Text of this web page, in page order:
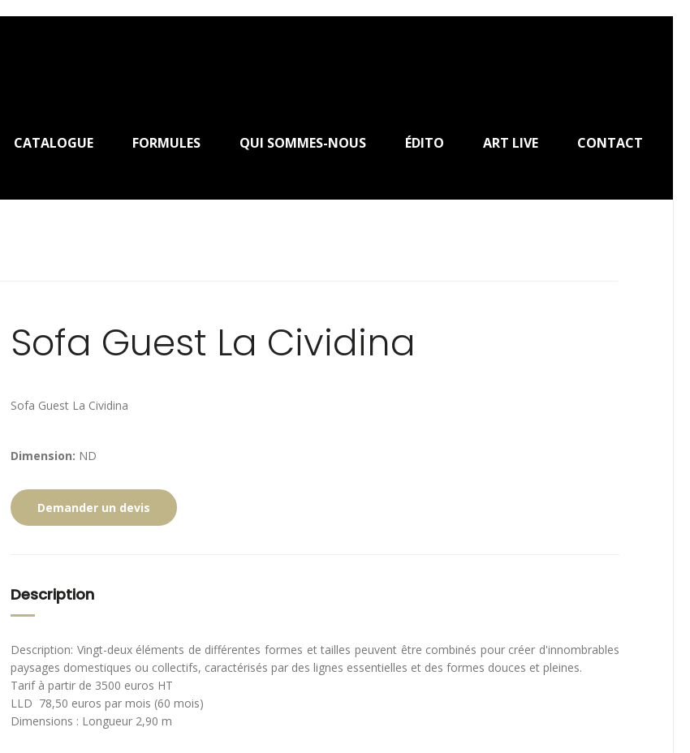
CATALOGUE FORMULES QUI SOMMES-NOUS ÉDITO ART LIVE CONTACT
Sofa Guest La Cividina
Sofa Guest La Cividina
Dimension: ND
Demander un devis
Description
Description: Vingt-deux éléments de différentes formes et tailles peuvent être combinés pour créer d'innombrables
paysages domestiques ou collectifs, caractérisés par des lignes essentielles et des formes douces et pleines.
Tarif à partir de 3500 euros HT
LLD 78,50 euros par mois (60 mois)
Dimensions : Longueur 2,90 m